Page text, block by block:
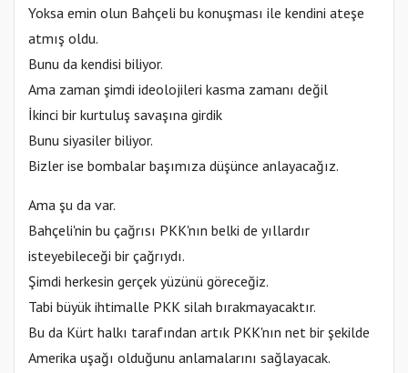
Yoksa emin olun Bahçeli bu konuşması ile kendini ateşe
atmış oldu.
Bunu da kendisi biliyor.
Ama zaman şimdi ideolojileri kasma zamanı değil
İkinci bir kurtuluş savaşına girdik
Bunu siyasiler biliyor.
Bizler ise bombalar başımıza düşünce anlayacağız.
Ama şu da var.
Bahçeli'nin bu çağrısı PKK'nın belki de yıllardır
isteyebileceği bir çağrıydı.
Şimdi herkesin gerçek yüzünü göreceğiz.
Tabi büyük ihtimalle PKK silah bırakmayacaktır.
Bu da Kürt halkı tarafından artık PKK'nın net bir şekilde
Amerika uşağı olduğunu anlamalarını sağlayacak.